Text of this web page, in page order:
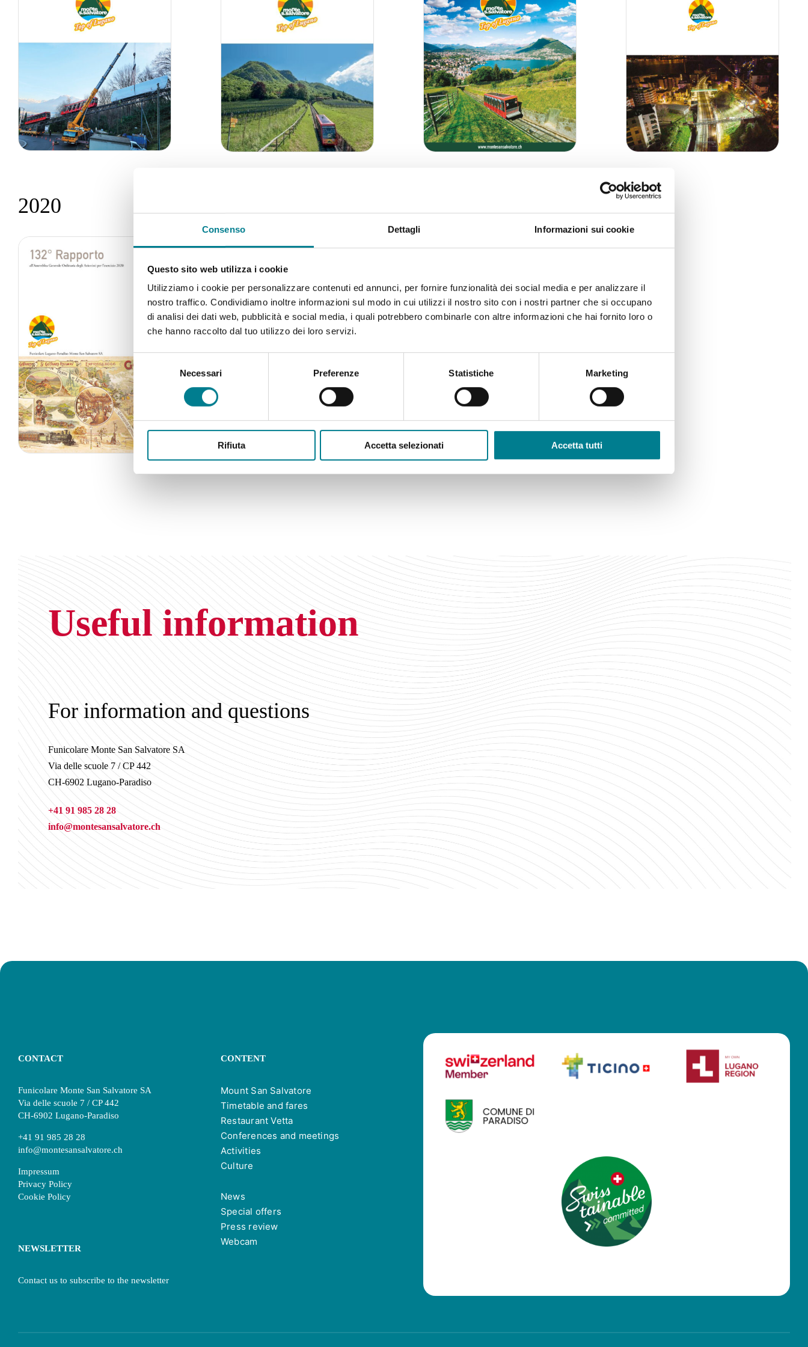
Consenso Dettagli Informazioni sui cookie
Questo sito web utilizza i cookie
Utilizziamo i cookie per personalizzare contenuti ed annunci, per fornire funzionalità dei social media e per analizzare il
nostro traffico. Condividiamo inoltre informazioni sul modo in cui utilizzi il nostro sito con i nostri partner che si occupano
di analisi dei dati web, pubblicità e social media, i quali potrebbero combinarle con altre informazioni che hai fornito loro o
che hanno raccolto dal tuo utilizzo dei loro servizi.
Selezione
del
Necessari Preferenze Statistiche Marketing
Rifiuta Accetta selezionati Accetta tutti
2020
Useful information
For information and questions
Funicolare Monte San Salvatore SA
Via delle scuole 7 / CP 442
CH-6902 Lugano-Paradiso
+41 91 985 28 28
info@montesansalvatore.ch
CONTACT
Funicolare Monte San Salvatore SA
Via delle scuole 7 / CP 442
CH-6902 Lugano-Paradiso
+41 91 985 28 28
info@montesansalvatore.ch
Impressum
Privacy Policy
Cookie Policy
NEWSLETTER
Contact us to subscribe to the newsletter
CONTENT
Mount San Salvatore
Timetable and fares
Restaurant Vetta
Conferences and meetings
Activities
Culture
News
Special offers
Press review
Webcam